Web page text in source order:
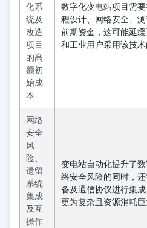
化系
统及
改造
项目
的高
额初
始成
本
数字化变电站项目需
程设计、网络安全、
前期资金，这可能延
和工业用户采用该技术
网络
安全
风
险、
遗留
系统
集成
及互
操作
变电站自动化提升了
络安全风险的同时，
备及通信协议进行集
更为复杂且资源消耗巨